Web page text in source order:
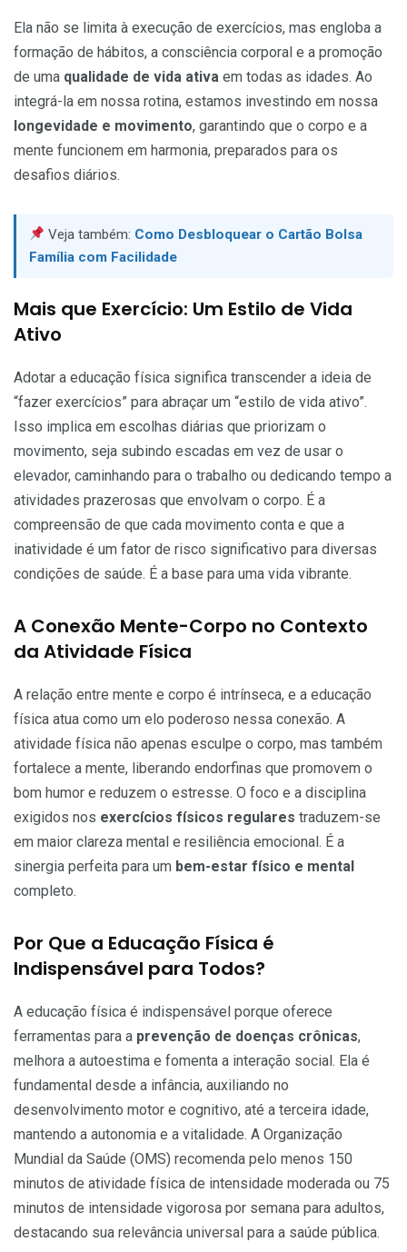
Ela não se limita à execução de exercícios, mas engloba a
formação de hábitos, a consciência corporal e a promoção
de uma qualidade de vida ativa em todas as idades. Ao
integrá-la em nossa rotina, estamos investindo em nossa
longevidade e movimento, garantindo que o corpo e a
mente funcionem em harmonia, preparados para os
desafios diários.
Veja também: Como Desbloquear o Cartão Bolsa
Família com Facilidade
Mais que Exercício: Um Estilo de Vida
Ativo
Adotar a educação física significa transcender a ideia de
“fazer exercícios” para abraçar um “estilo de vida ativo”.
Isso implica em escolhas diárias que priorizam o
movimento, seja subindo escadas em vez de usar o
elevador, caminhando para o trabalho ou dedicando tempo a
atividades prazerosas que envolvam o corpo. É a
compreensão de que cada movimento conta e que a
inatividade é um fator de risco significativo para diversas
condições de saúde. É a base para uma vida vibrante.
A Conexão Mente-Corpo no Contexto
da Atividade Física
A relação entre mente e corpo é intrínseca, e a educação
física atua como um elo poderoso nessa conexão. A
atividade física não apenas esculpe o corpo, mas também
fortalece a mente, liberando endorfinas que promovem o
bom humor e reduzem o estresse. O foco e a disciplina
exigidos nos exercícios físicos regulares traduzem-se
em maior clareza mental e resiliência emocional. É a
sinergia perfeita para um bem-estar físico e mental
completo.
Por Que a Educação Física é
Indispensável para Todos?
A educação física é indispensável porque oferece
ferramentas para a prevenção de doenças crônicas,
melhora a autoestima e fomenta a interação social. Ela é
fundamental desde a infância, auxiliando no
desenvolvimento motor e cognitivo, até a terceira idade,
mantendo a autonomia e a vitalidade. A Organização
Mundial da Saúde (OMS) recomenda pelo menos 150
minutos de atividade física de intensidade moderada ou 75
minutos de intensidade vigorosa por semana para adultos,
destacando sua relevância universal para a saúde pública.